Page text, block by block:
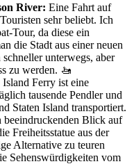
River: Eine Fahrt auf
sehr beliebt. Ich
Tour, da diese ein
die Stadt aus einer neuen
unterwegs, aber
zu werden. 🚤
Island Ferry ist eine
tausende Pendler und
Staten Island transportiert.
beeindruckenden Blick auf
Freiheitsstatue aus der
Alternative zu teuren
Sehenswürdigkeiten vom